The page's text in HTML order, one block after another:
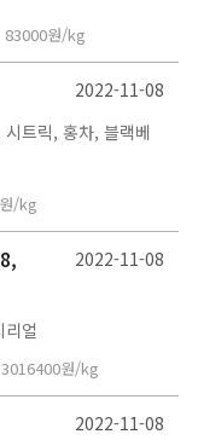
83000원/kg
2022-11-08
트릭, 홍차, 블랙베
원/kg
2022-11-08
얼
3016400원/kg
2022-11-08